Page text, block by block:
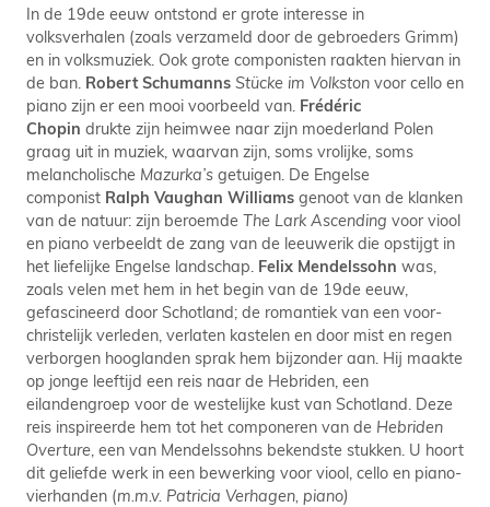
In de 19de eeuw ontstond er grote interesse in
volksverhalen (zoals verzameld door de gebroeders Grimm)
en in volksmuziek. Ook grote componisten raakten hiervan in
de ban. Robert Schumanns Stücke im Volkston voor cello en
piano zijn er een mooi voorbeeld van. Frédéric
Chopin drukte zijn heimwee naar zijn moederland Polen
graag uit in muziek, waarvan zijn, soms vrolijke, soms
melancholische Mazurka’s getuigen. De Engelse
componist Ralph Vaughan Williams genoot van de klanken
van de natuur: zijn beroemde The Lark Ascending voor viool
en piano verbeeldt de zang van de leeuwerik die opstijgt in
het liefelijke Engelse landschap. Felix Mendelssohn was,
zoals velen met hem in het begin van de 19de eeuw,
gefascineerd door Schotland; de romantiek van een voor-
christelijk verleden, verlaten kastelen en door mist en regen
verborgen hooglanden sprak hem bijzonder aan. Hij maakte
op jonge leeftijd een reis naar de Hebriden, een
eilandengroep voor de westelijke kust van Schotland. Deze
reis inspireerde hem tot het componeren van de Hebriden
Overture , een van Mendelssohns bekendste stukken. U hoort
dit geliefde werk in een bewerking voor viool, cello en piano-
vierhanden (m.m.v. Patricia Verhagen, piano)